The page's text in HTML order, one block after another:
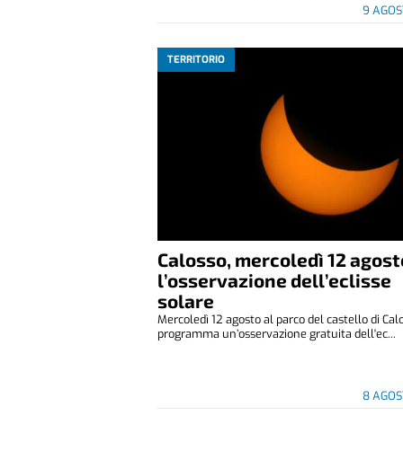
9
TERRITORIO
Calosso, mercoledì 12
l’osservazione dell’eclisse
solare
8
Mercoledì 12 agosto al parco del castello di
programma un’osservazione gratuita dell'ec...